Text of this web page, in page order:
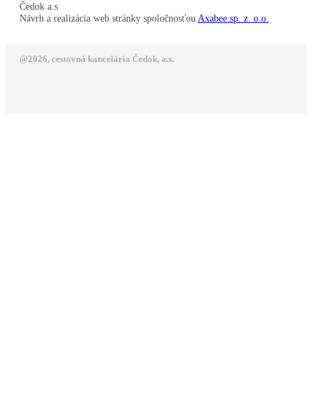
Čedok a.s
Návrh a realizácia web stránky spoločnosťou Axabee sp. z. o.o.
@2026, cestovná kancelária Čedok, a.s.